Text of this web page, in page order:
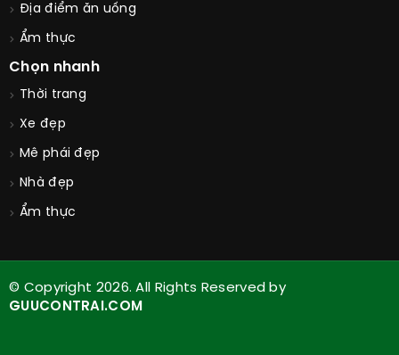
Địa điểm ăn uống
Ẩm thực
Chọn nhanh
Thời trang
Xe đẹp
Mê phái đẹp
Nhà đẹp
Ẩm thực
© Copyright 2026. All Rights Reserved by
GUUCONTRAI.COM